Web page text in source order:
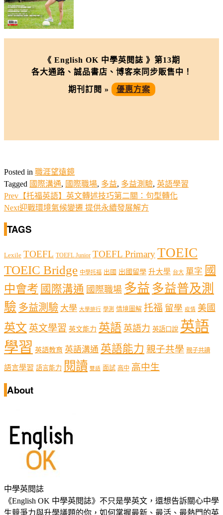
《 English OK 中學英閱誌 》第13期
各大通路、誠品書店、博客來同步販售中！
期刊訂閱 » 優惠方案
Posted in 職涯望遠鏡
Tagged 國際溝通, 國際職場, 多益, 多益測驗, 英語學習
Prev 【托福英語】英文轉述技巧第二關：句型轉化
Next迎戰環境氣候變遷 提供永續發展解方
TAGS
Lexile TOEFL TOEFL Junior TOEFL PrimaryTOEIC
TOEIC Bridge 中學托福 出國 出國留學 升大學 台大 單字 國
中會考 國際溝通 國際職場 多益 多益普及測
驗 多益測驗 大學 大學排行 學測 情境圖解 托福 留學 疫情 美國
英文 英文學習 英文能力 英語 英語力 英語口說 英語
學習 英語教育 英語溝通 英語能力 親子共學 親子共讀
語言學習 語言能力 閱讀 雙語 面試 高中 高中生
About
中學英閱誌
《English OK 中學英閱誌》不只是學英文，還想告訴關心中學
生競爭力與升學議題的你，如何掌握最新、最活、最熱門的英